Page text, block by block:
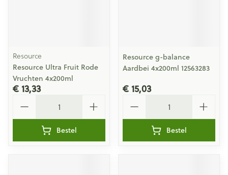
Resource
Resource Ultra Fruit Rode
Vruchten 4x200ml
€ 13,33
Bestel
Resource g-balance
Aardbei 4x200ml 12563283
€ 15,03
Bestel